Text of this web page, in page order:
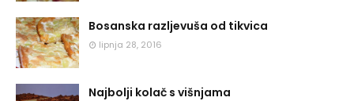
Bosanska razljevuša od tikvica
lipnja 28, 2016
Najbolji kolač s višnjama